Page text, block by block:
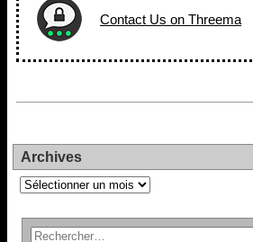
Contact Us on Threema
Archives
Archives